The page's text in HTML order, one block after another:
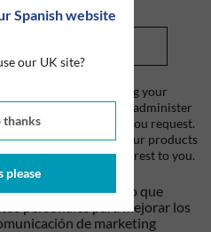
Spanish website
our UK site?
thanks
please
and respecting your
information to administer
and services you request.
to contact you about our products
that may be of interest to you.
novedades. Entiendo que
personales para mejorar los
de marketing